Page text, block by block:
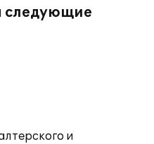
следующие
и